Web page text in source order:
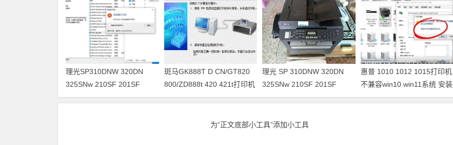
理光SP310DNW 320DN
325SNw 210SF 201SF
330SN打印机驱动安装
斑马GK888T D CN/GT820
800/ZD888t 420 421t打印机
驱动软件安装
理光 SP 310DNW 320DN
325SNw 210SF 201SF
330SN打印机驱动安装
惠普 1010 1012 1015打印机
不兼容win10 win11系统 安装
不上打印机
为“正文底部小工具”添加小工具